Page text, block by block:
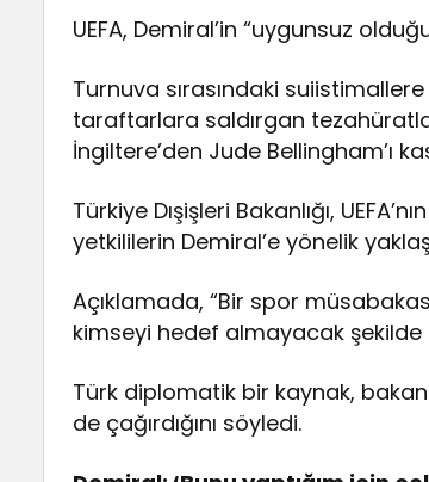
UEFA, Demiral’in “uygunsuz
Turnuva sırasındaki suiistimallere
taraftarlara saldırgan
İngiltere’den Jude Bellingham’ı
Türkiye Dışişleri Bakanlığı,
yetkililerin Demiral’e yönelik
Açıklamada, “Bir spor
kimseyi hedef almayacak şekilde
Türk diplomatik bir kaynak,
de çağırdığını söyledi.